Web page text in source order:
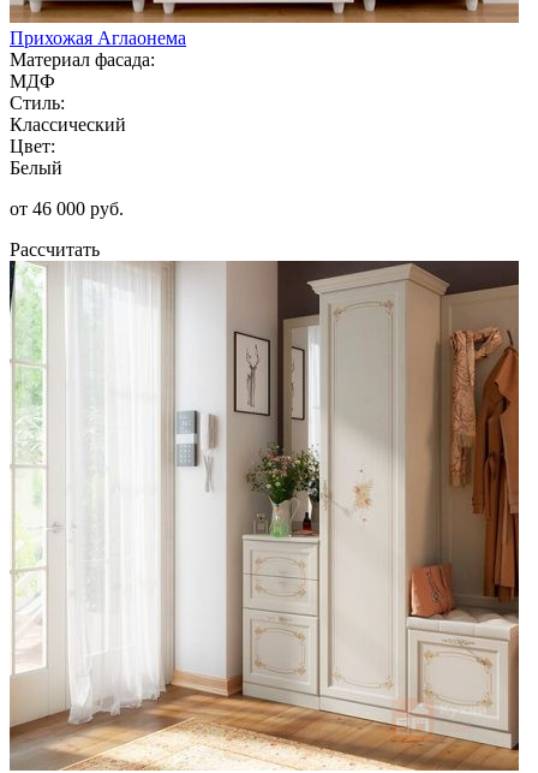
Прихожая Аглаонема
Материал фасада:
МДФ
Стиль:
Классический
Цвет:
Белый
от 46 000 руб.
Рассчитать